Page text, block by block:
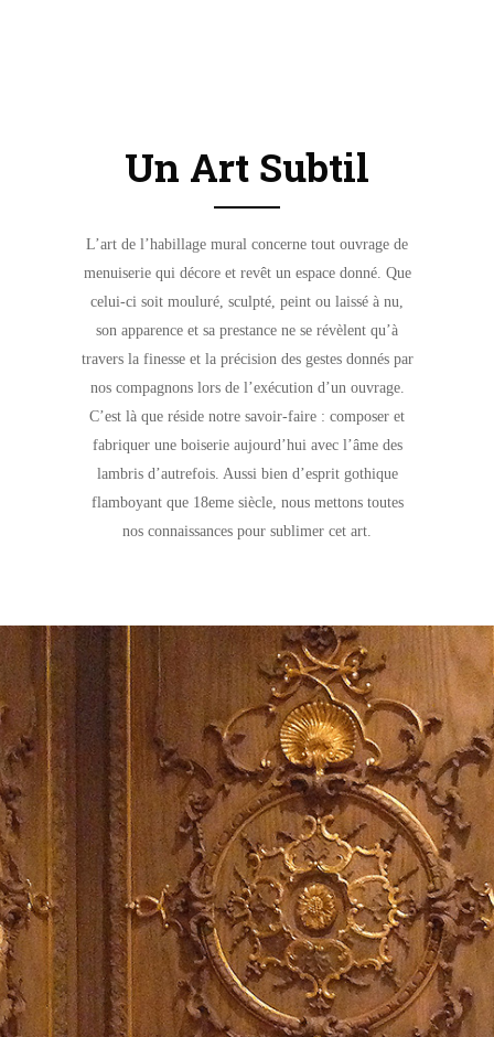
Un Art Subtil
L’art de l’habillage mural concerne tout ouvrage de
menuiserie qui décore et revêt un espace donné. Que
celui-ci soit mouluré, sculpté, peint ou laissé à nu,
son apparence et sa prestance ne se révèlent qu’à
travers la finesse et la précision des gestes donnés par
nos compagnons lors de l’exécution d’un ouvrage.
C’est là que réside notre savoir-faire : composer et
fabriquer une boiserie aujourd’hui avec l’âme des
lambris d’autrefois. Aussi bien d’esprit gothique
flamboyant que 18eme siècle, nous mettons toutes
nos connaissances pour sublimer cet art.